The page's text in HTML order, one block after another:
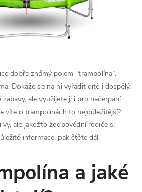
dobře známý pojem “trampolína”.
Dokáže se na ni vyřádit dítě i dospělý.
ale využijete ji i pro načerpání
víte o trampolínách to nejdůležitější?
vy, ale jakožto zodpovědní rodiče si
informace, pak čtěte dál.
a jaké